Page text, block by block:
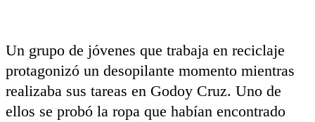
Un grupo de jóvenes que trabaja en reciclaje
protagonizó un desopilante momento mientras
realizaba sus tareas en Godoy Cruz. Uno de
ellos se probó la ropa que habían encontrado